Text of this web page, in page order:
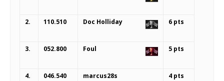
2. 110.510 Doc Holliday 6 pts
3. 052.800 Foul 5 pts
4. 046.540 marcus28s
4 pts